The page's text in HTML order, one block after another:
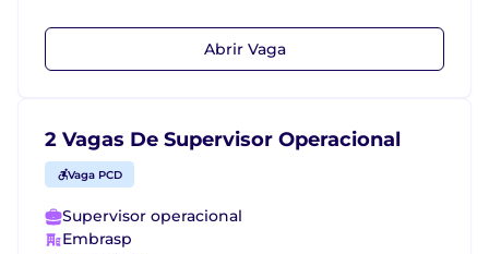
Abrir Vaga
2 Vagas De Supervisor Operacional
Vaga PCD
Supervisor operacional
Embrasp